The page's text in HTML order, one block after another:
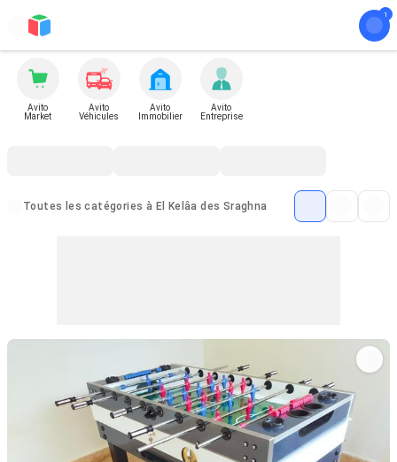
Avito
Market
Avito
Véhicules
Avito
Immobilier
Avito
Entreprise
Toutes les catégories à El Kelâa des Sraghna